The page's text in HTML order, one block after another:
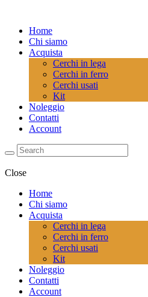
Home
Chi siamo
Acquista
Cerchi in lega
Cerchi in ferro
Cerchi usati
Kit
Noleggio
Contatti
Account
Close
Home
Chi siamo
Acquista
Cerchi in lega
Cerchi in ferro
Cerchi usati
Kit
Noleggio
Contatti
Account